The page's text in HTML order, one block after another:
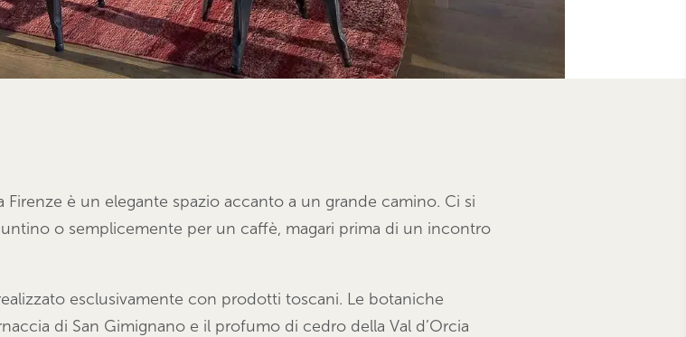
Firenze è un elegante spazio accanto a un grande camino. Ci si
o semplicemente per un caffè, magari prima di un incontro
esclusivamente con prodotti toscani. Le botaniche
di San Gimignano e il profumo di cedro della Val d’Orcia